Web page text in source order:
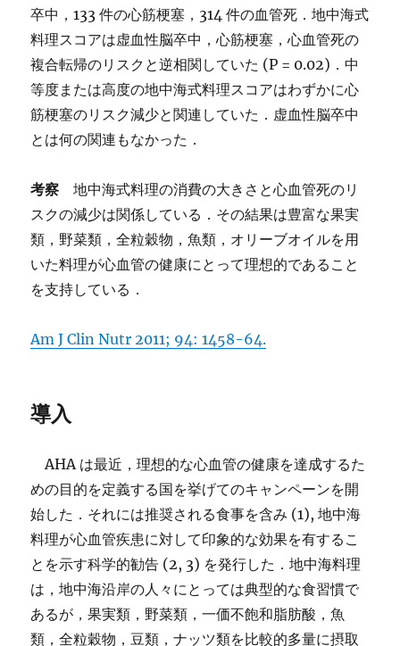
卒中，133 件の心筋梗塞，314 件の血管死．地中海式
料理スコアは虚血性脳卒中，心筋梗塞，心血管死の
複合転帰のリスクと逆相関していた (P = 0.02)．中
等度または高度の地中海式料理スコアはわずかに心
筋梗塞のリスク減少と関連していた．虚血性脳卒中
とは何の関連もなかった．
考察 地中海式料理の消費の大きさと心血管死のリ
スクの減少は関係している．その結果は豊富な果実
類，野菜類，全粒穀物，魚類，オリーブオイルを用
いた料理が心血管の健康にとって理想的であること
を支持している．
Am J Clin Nutr 2011; 94: 1458-64.
導入
AHA は最近，理想的な心血管の健康を達成するた
めの目的を定義する国を挙げてのキャンペーンを開
始した．それには推奨される食事を含み (1), 地中海
料理が心血管疾患に対して印象的な効果を有するこ
とを示す科学的勧告 (2, 3) を発行した．地中海料理
は，地中海沿岸の人々にとっては典型的な食習慣で
あるが，果実類，野菜類，一価不飽和脂肪酸，魚
類，全粒穀物，豆類，ナッツ類を比較的多量に摂取